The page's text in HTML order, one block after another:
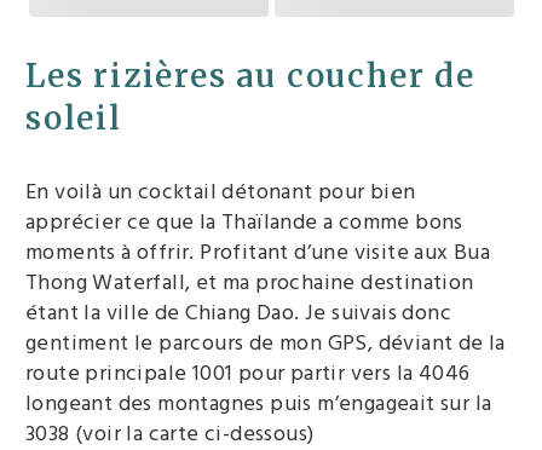
Les rizières au coucher de
soleil
En voilà un cocktail détonant pour bien
apprécier ce que la Thaïlande a comme bons
moments à offrir. Profitant d’une visite aux Bua
Thong Waterfall, et ma prochaine destination
étant la ville de Chiang Dao. Je suivais donc
gentiment le parcours de mon GPS, déviant de la
route principale 1001 pour partir vers la 4046
longeant des montagnes puis m’engageait sur la
3038 (voir la carte ci-dessous)